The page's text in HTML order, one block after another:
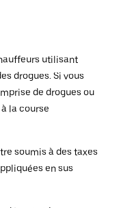
utilisant
drogues. Si vous
de drogues ou
la course
soumis à des taxes
en sus